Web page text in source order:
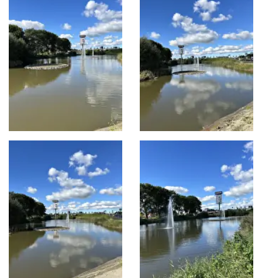
OVER VEGTER WATERBOUW
Home